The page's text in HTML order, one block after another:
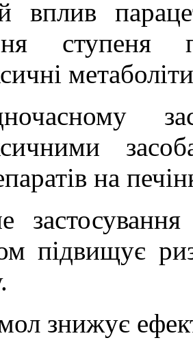
вплив
ступеня
на
підвищує
знижує